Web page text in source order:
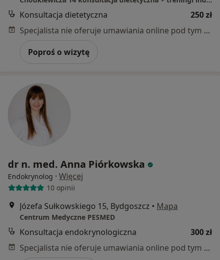
Konsultacja dietetyczna
250 zł
Specjalista nie oferuje umawiania online pod tym adresem.
Poproś o wizytę
dr n. med. Anna Piórkowska
Endokrynolog · Więcej
10 opinii
Józefa Sułkowskiego 15, Bydgoszcz • Mapa
Centrum Medyczne PESMED
Konsultacja endokrynologiczna
300 zł
Specjalista nie oferuje umawiania online pod tym adresem.